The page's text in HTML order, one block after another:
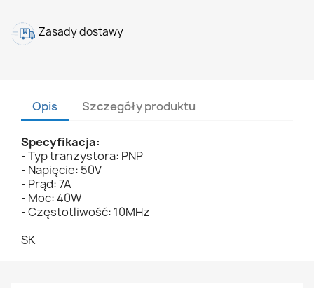
Zasady dostawy
Opis Szczegóły produktu
Specyfikacja:
- Typ tranzystora: PNP
- Napięcie: 50V
- Prąd: 7A
- Moc: 40W
- Częstotliwość: 10MHz
SK